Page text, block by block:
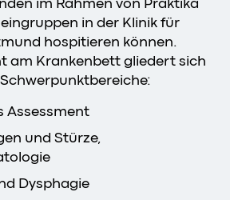
in der Klinik für
hospitieren können.
am Krankenbett gliedert sich
Assessment
und Stürze,
Dysphagie